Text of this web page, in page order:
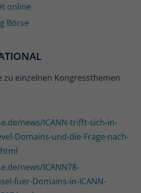
online
Börse
zu einzelnen Kongressthemen
news/ICANN-trifft-sich-in-
Domains-und-die-Frage-nach-
news/ICANN78-
fuer-Domains-in-ICANN-